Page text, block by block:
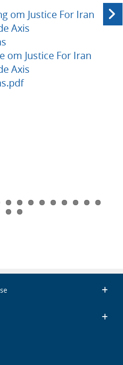
om Justice For Iran
Axis
om Justice For Iran
Axis
juli